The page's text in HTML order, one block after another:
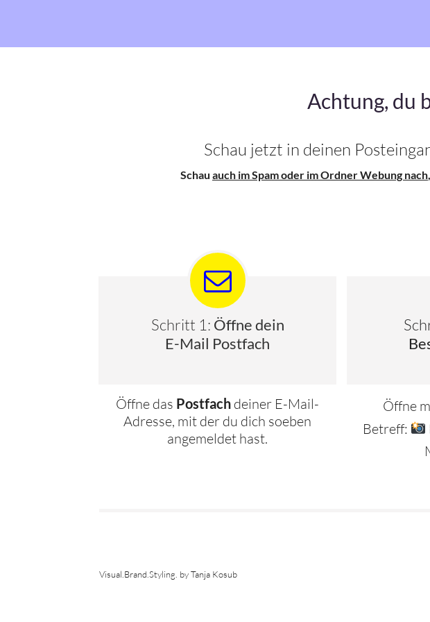
Achtung, du
Schau jetzt in deinen
Schau auch im Spam oder im Ordner Webung nach
Schritt 1: Öffne dein
E-Mail Postfach
Öffne das Postfach deiner E-Mail-
Adresse, mit der du dich soeben
angemeldet hast.
Öffne
Betreff:
Visual.Brand.Styling. by Tanja Kosub